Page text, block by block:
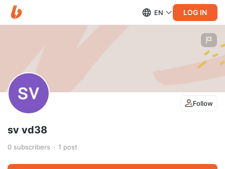
EN LOG IN
Follow
sv vd38
0 subscribers 1 post